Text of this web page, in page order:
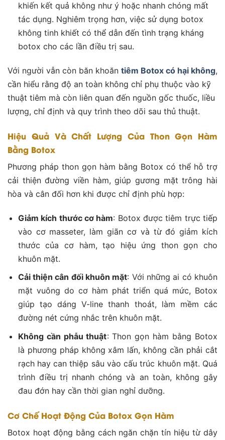
khiến kết quả không như ý hoặc nhanh chóng mất
tác dụng. Nghiêm trọng hơn, việc sử dụng botox
không tinh khiết có thể dẫn đến tình trạng kháng
botox cho các lần điều trị sau.
Với người vẫn còn băn khoăn tiêm Botox có hại không,
cần hiểu rằng độ an toàn không chỉ phụ thuộc vào kỹ
thuật tiêm mà còn liên quan đến nguồn gốc thuốc, liều
lượng, chỉ định và quy trình theo dõi sau thủ thuật.
Hiệu Quả Và Chất Lượng Của Thon Gọn Hàm
Bằng Botox
Phương pháp thon gọn hàm bằng Botox có thể hỗ trợ
cải thiện đường viền hàm, giúp gương mặt trông hài
hòa và cân đối hơn khi được chỉ định phù hợp:
Giảm kích thước cơ hàm: Botox được tiêm trực tiếp
vào cơ masseter, làm giãn cơ và từ đó giảm kích
thước của cơ hàm, tạo hiệu ứng thon gọn cho
khuôn mặt.
Cải thiện cân đối khuôn mặt: Với những ai có khuôn
mặt vuông do cơ hàm phát triển quá mức, Botox
giúp tạo dáng V-line thanh thoát, làm mềm các
đường nét cứng nhắc trên khuôn mặt.
Không cần phẫu thuật: Thon gọn hàm bằng Botox
là phương pháp không xâm lấn, không cần phải cắt
rạch hay can thiệp sâu vào cấu trúc khuôn mặt. Quá
trình điều trị nhanh chóng và an toàn, không gây
đau đớn hay cần thời gian nghỉ dưỡng​.
Cơ Chế Hoạt Động Của Botox Gọn Hàm
Botox hoạt động bằng cách ngăn chặn tín hiệu từ dây